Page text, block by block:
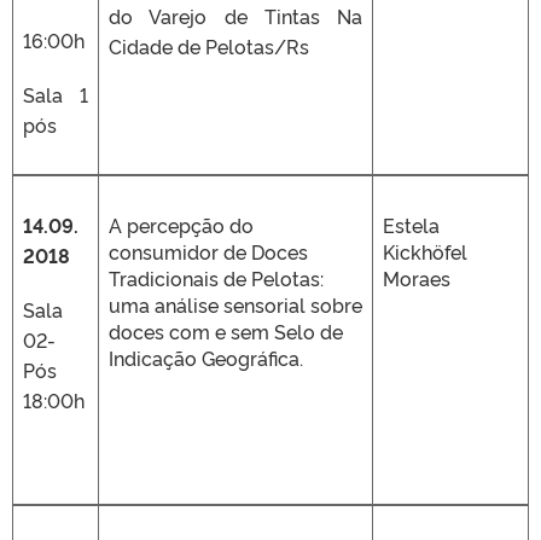
16:00h
Sala 1
pós
do Varejo de Tintas Na
Cidade de Pelotas/Rs
14.09.
2018
Sala
02-
Pós
18:00h
A percepção do
consumidor de Doces
Tradicionais de Pelotas:
uma análise sensorial sobre
doces com e sem Selo de
Indicação Geográfica.
Estela
Kickhöfel
Moraes